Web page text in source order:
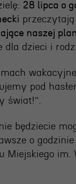
reż. Jacek
28 lipca o
naszej
dzieci i
pod
świat!”.
będziecie
o
Miejskiego im.